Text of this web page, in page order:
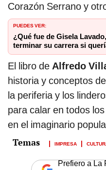
Corazón Serrano y
PUEDES VER:
¿Qué fue de Gisela
terminar su carrera si
El libro de Alfredo
historia y conceptos
la periferia y los
para calar en todos
en el imaginario
IMPRESA
Prefiero a La